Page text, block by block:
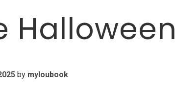
Halloween
by myloubook